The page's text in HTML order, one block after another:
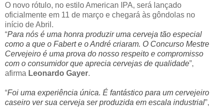
O novo rótulo, no estilo American IPA, será lançado
oficialmente em 11 de março e chegará às gôndolas no
início de Abril.
“Para nós é uma honra produzir uma cerveja tão especial
como a que o Fabert e o André criaram. O Concurso Mestre
Cervejeiro é uma prova do nosso respeito e compromisso
com o consumidor que aprecia cervejas de qualidade”,
afirma Leonardo Gayer.
“Foi uma experiência única. É fantástico para um cervejeiro
caseiro ver sua cerveja ser produzida em escala industrial”,